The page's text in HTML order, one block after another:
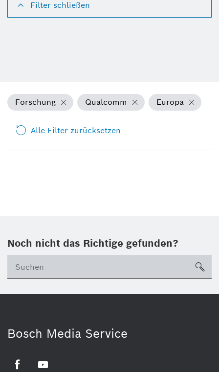
Filter schließen
Forschung Qualcomm Europa
Alle Filter zurücksetzen
Noch nicht das Richtige gefunden?
Bosch Media Service